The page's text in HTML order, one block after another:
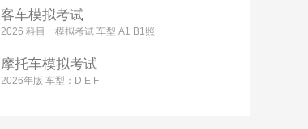
客车模拟考试
2026 科目一模拟考试 车型 A1 B1照
摩托车模拟考试
2026年版 车型：D E F